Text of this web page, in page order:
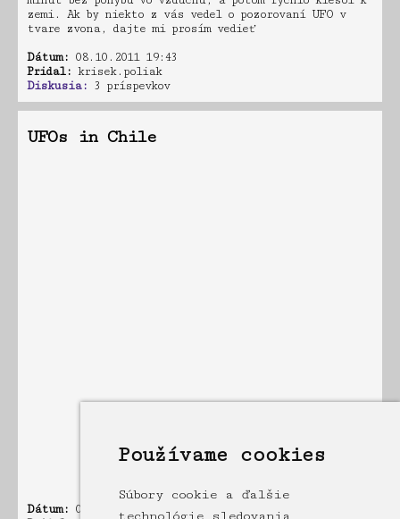
Používame cookies
Súbory cookie a ďalšie
technológie sledovania
zemi. Ak by niekto z vás vedel o pozorovaní UFO v
tvare zvona, dajte mi prosím vedieť
Dátum: 08.10.2011 19:43
Pridal: krisek.poliak
Diskusia: 3 príspevkov
UFOs in Chile
Dátum: 02.10.2011 11:58